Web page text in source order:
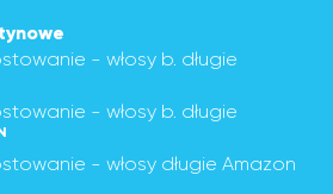
- włosy b. długie
- włosy b. długie
- włosy długie Amazon